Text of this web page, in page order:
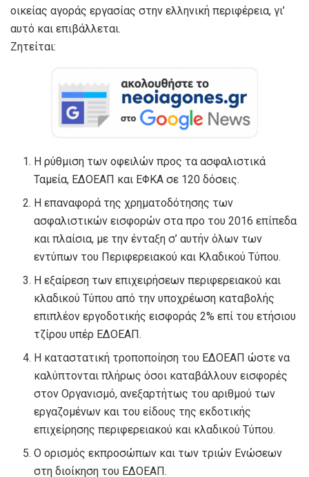
οικείας αγοράς εργασίας στην ελληνική περιφέρεια, γι’
αυτό και επιβάλλεται.
Ζητείται:
Η ρύθμιση των οφειλών προς τα ασφαλιστικά
Ταμεία, ΕΔΟΕΑΠ και ΕΦΚΑ σε 120 δόσεις.
Η επαναφορά της χρηματοδότησης των
ασφαλιστικών εισφορών στα προ του 2016 επίπεδα
και πλαίσια, με την ένταξη σ’ αυτήν όλων των
εντύπων του Περιφερειακού και Κλαδικού Τύπου.
Η εξαίρεση των επιχειρήσεων περιφερειακού και
κλαδικού Τύπου από την υποχρέωση καταβολής
επιπλέον εργοδοτικής εισφοράς 2% επί του ετήσιου
τζίρου υπέρ ΕΔΟΕΑΠ.
Η καταστατική τροποποίηση του ΕΔΟΕΑΠ ώστε να
καλύπτονται πλήρως όσοι καταβάλλουν εισφορές
στον Οργανισμό, ανεξαρτήτως του αριθμού των
εργαζομένων και του είδους της εκδοτικής
επιχείρησης περιφερειακού και κλαδικού Τύπου.
Ο ορισμός εκπροσώπων και των τριών Ενώσεων
στη διοίκηση του ΕΔΟΕΑΠ.